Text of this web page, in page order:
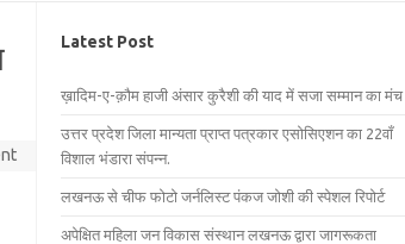
Latest Post
ख़ादिम-ए-क़ौम हाजी अंसार कुरैशी की याद में सजा सम्मान का मंच
उत्तर प्रदेश जिला मान्यता प्राप्त पत्रकार एसोसिएशन का 22वाँ
विशाल भंडारा संपन्न.
लखनऊ से चीफ फोटो जर्नलिस्ट पंकज जोशी की स्पेशल रिपोर्ट
अपेक्षित महिला जन विकास संस्थान लखनऊ द्वारा जागरूकता